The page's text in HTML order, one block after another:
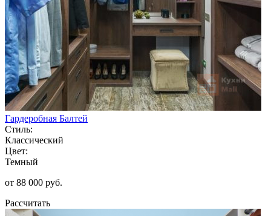
Гардеробная Балтей
Стиль:
Классический
Цвет:
Темный
от 88 000 руб.
Рассчитать